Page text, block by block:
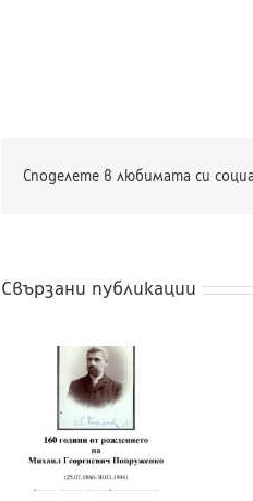
Споделете в любимата си
Свързани публикации
160 години от
рождението на
Чичо Стоян
(псевдоним на
Стоян Михайлов